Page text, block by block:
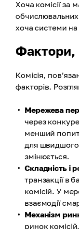
Хоча комісії за
обчислювальних
хоча системи
Фактори,
Комісія,
факторів.
Мережева
через
менший попит
для швидшого
змінюється.
Складність і
транзакції в
комісій. У
взаємодії
Механізм
ринок